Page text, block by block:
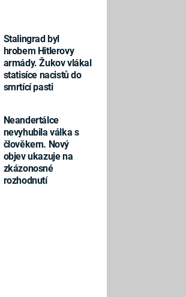
Stalingrad byl
hrobem Hitlerovy
armády. Žukov vlákal
statisíce nacistů do
smrtící pasti
Neandertálce
nevyhubila válka s
člověkem. Nový
objev ukazuje na
zkázonosné
rozhodnutí